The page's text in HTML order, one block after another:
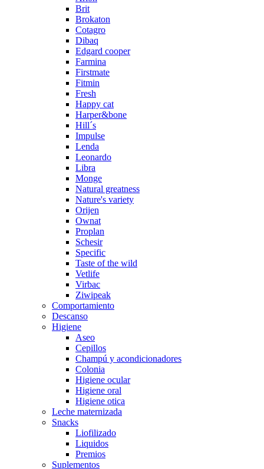
Brit
Brokaton
Cotagro
Dibaq
Edgard cooper
Farmina
Firstmate
Fitmin
Fresh
Happy cat
Harper&bone
Hill´s
Impulse
Lenda
Leonardo
Libra
Monge
Natural greatness
Nature's variety
Orijen
Ownat
Proplan
Schesir
Specific
Taste of the wild
Vetlife
Virbac
Ziwipeak
Comportamiento
Descanso
Higiene
Aseo
Cepillos
Champú y acondicionadores
Colonia
Higiene ocular
Higiene oral
Higiene otica
Leche maternizada
Snacks
Liofilizado
Liquidos
Premios
Suplementos